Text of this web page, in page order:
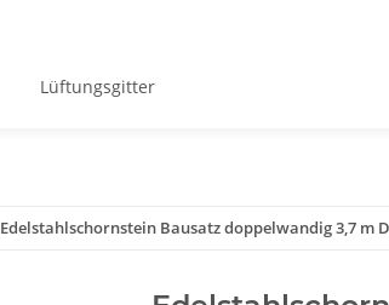
Lüftungsgitter
Edelstahlschornstein Bausatz doppelwandig 3,7 m